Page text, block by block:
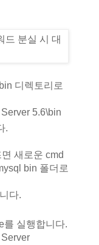
디렉토리로
5.6\bin
.
새로운 cmd
bin 폴더로
다.
를 실행합니다.